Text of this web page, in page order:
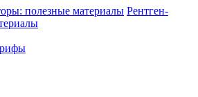
полезные материалы Рентген-